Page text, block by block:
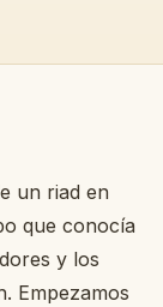
un riad en
que conocía
y los
Empezamos